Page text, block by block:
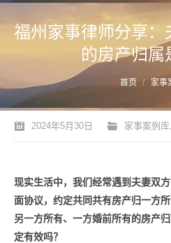
福州家事律师分享：
的房产归属
您的位置： 首页 家事
2024年5月30日 家事案例库,
现实生活中，我们经常遇到夫妻双
面协议，约定共同共有房产归一方
另一方所有、一方婚前所有的房产
定有效吗？